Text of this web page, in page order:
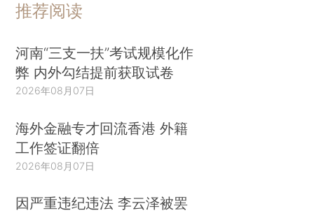
推荐阅读
河南“三支一扶”考试规模化作
弊 内外勾结提前获取试卷
2026年08月07日
海外金融专才回流香港 外籍
工作签证翻倍
2026年08月07日
因严重违纪违法 李云泽被罢